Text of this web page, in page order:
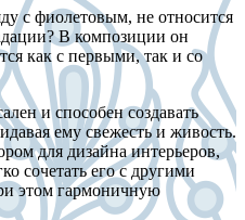
с фиолетовым, не относится
В композиции он
как с первыми, так и со
и способен создавать
ему свежесть и живость.
для дизайна интерьеров,
сочетать его с другими
этом гармоничную